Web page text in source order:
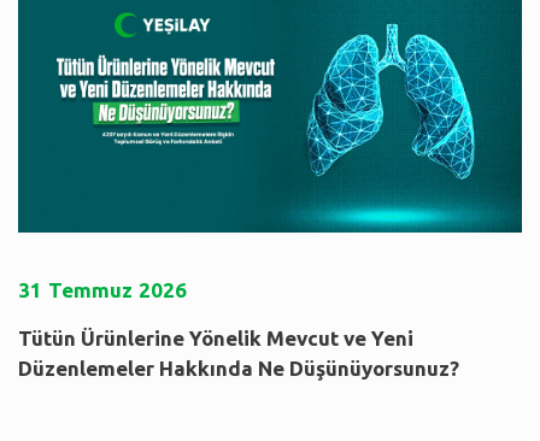
31 Temmuz 2026
Tütün Ürünlerine Yönelik Mevcut ve Yeni
Düzenlemeler Hakkında Ne Düşünüyorsunuz?